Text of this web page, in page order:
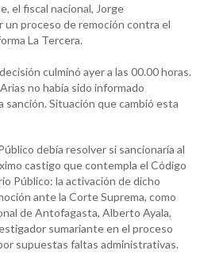
el fiscal nacional, Jorge
proceso de remoción contra el
La Tercera.
culminó ayer a las 00.00 horas.
no había sido informado
sanción. Situación que cambió esta
debía resolver si sancionaría al
castigo que contempla el Código
Público: la activación de dicho
ante la Corte Suprema, como
de Antofagasta, Alberto Ayala,
sumariante en el proceso
supuestas faltas administrativas.